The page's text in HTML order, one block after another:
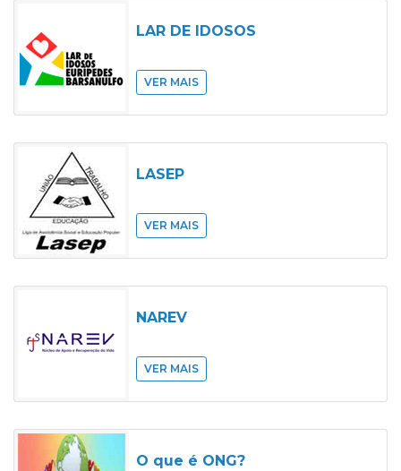
LAR DE IDOSOS
VER MAIS
LASEP
VER MAIS
NAREV
VER MAIS
O que é ONG?